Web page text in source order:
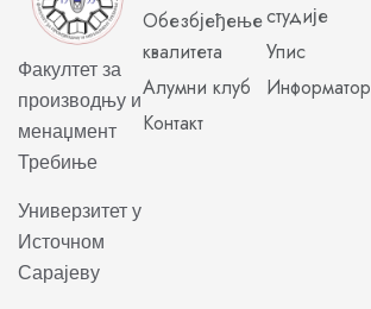
Факултет за
производњу и
менаџмент
Требиње
Универзитет у
Источном
Сарајеву
Обезбјеђење
квалитета
Алумни клуб
Контакт
студије
Упис
Информатор